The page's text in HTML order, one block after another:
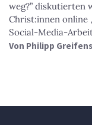
weg?” diskutierten
Christ:innen online
Social-Media-
Von Philipp